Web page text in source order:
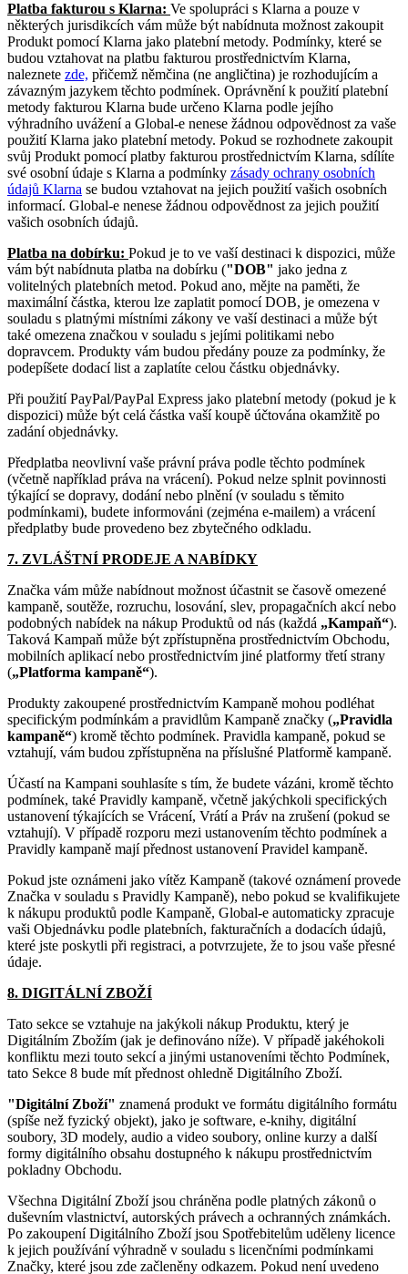
Platba fakturou s Klarna: Ve spolupráci s Klarna a pouze v
některých jurisdikcích vám může být nabídnuta možnost zakoupit
Produkt pomocí Klarna jako platební metody. Podmínky, které se
budou vztahovat na platbu fakturou prostřednictvím Klarna,
naleznete zde, přičemž němčina (ne angličtina) je rozhodujícím a
závazným jazykem těchto podmínek. Oprávnění k použití platební
metody fakturou Klarna bude určeno Klarna podle jejího
výhradního uvážení a Global-e nenese žádnou odpovědnost za vaše
použití Klarna jako platební metody. Pokud se rozhodnete zakoupit
svůj Produkt pomocí platby fakturou prostřednictvím Klarna, sdílíte
své osobní údaje s Klarna a podmínky zásady ochrany osobních
údajů Klarna se budou vztahovat na jejich použití vašich osobních
informací. Global-e nenese žádnou odpovědnost za jejich použití
vašich osobních údajů.
Platba na dobírku: Pokud je to ve vaší destinaci k dispozici, může
vám být nabídnuta platba na dobírku ("DOB" jako jedna z
volitelných platebních metod. Pokud ano, mějte na paměti, že
maximální částka, kterou lze zaplatit pomocí DOB, je omezena v
souladu s platnými místními zákony ve vaší destinaci a může být
také omezena značkou v souladu s jejími politikami nebo
dopravcem. Produkty vám budou předány pouze za podmínky, že
podepíšete dodací list a zaplatíte celou částku objednávky.
Při použití PayPal/PayPal Express jako platební metody (pokud je k
dispozici) může být celá částka vaší koupě účtována okamžitě po
zadání objednávky.
Předplatba neovlivní vaše právní práva podle těchto podmínek
(včetně například práva na vrácení). Pokud nelze splnit povinnosti
týkající se dopravy, dodání nebo plnění (v souladu s těmito
podmínkami), budete informováni (zejména e-mailem) a vrácení
předplatby bude provedeno bez zbytečného odkladu.
7. ZVLÁŠTNÍ PRODEJE A NABÍDKY
Značka vám může nabídnout možnost účastnit se časově omezené
kampaně, soutěže, rozruchu, losování, slev, propagačních akcí nebo
podobných nabídek na nákup Produktů od nás (každá „Kampaň“).
Taková Kampaň může být zpřístupněna prostřednictvím Obchodu,
mobilních aplikací nebo prostřednictvím jiné platformy třetí strany
(„Platforma kampaně“).
Produkty zakoupené prostřednictvím Kampaně mohou podléhat
specifickým podmínkám a pravidlům Kampaně značky („Pravidla
kampaně“) kromě těchto podmínek. Pravidla kampaně, pokud se
vztahují, vám budou zpřístupněna na příslušné Platformě kampaně.
Účastí na Kampani souhlasíte s tím, že budete vázáni, kromě těchto
podmínek, také Pravidly kampaně, včetně jakýchkoli specifických
ustanovení týkajících se Vrácení, Vrátí a Práv na zrušení (pokud se
vztahují). V případě rozporu mezi ustanovením těchto podmínek a
Pravidly kampaně mají přednost ustanovení Pravidel kampaně.
Pokud jste oznámeni jako vítěz Kampaně (takové oznámení provede
Značka v souladu s Pravidly Kampaně), nebo pokud se kvalifikujete
k nákupu produktů podle Kampaně, Global-e automaticky zpracuje
vaši Objednávku podle platebních, fakturačních a dodacích údajů,
které jste poskytli při registraci, a potvrzujete, že to jsou vaše přesné
údaje.
8. DIGITÁLNÍ ZBOŽÍ
Tato sekce se vztahuje na jakýkoli nákup Produktu, který je
Digitálním Zbožím (jak je definováno níže). V případě jakéhokoli
konfliktu mezi touto sekcí a jinými ustanoveními těchto Podmínek,
tato Sekce 8 bude mít přednost ohledně Digitálního Zboží.
"Digitální Zboží" znamená produkt ve formátu digitálního formátu
(spíše než fyzický objekt), jako je software, e-knihy, digitální
soubory, 3D modely, audio a video soubory, online kurzy a další
formy digitálního obsahu dostupného k nákupu prostřednictvím
pokladny Obchodu.
Všechna Digitální Zboží jsou chráněna podle platných zákonů o
duševním vlastnictví, autorských právech a ochranných známkách.
Po zakoupení Digitálního Zboží jsou Spotřebitelům uděleny licence
k jejich používání výhradně v souladu s licenčními podmínkami
Značky, které jsou zde začleněny odkazem. Pokud není uvedeno